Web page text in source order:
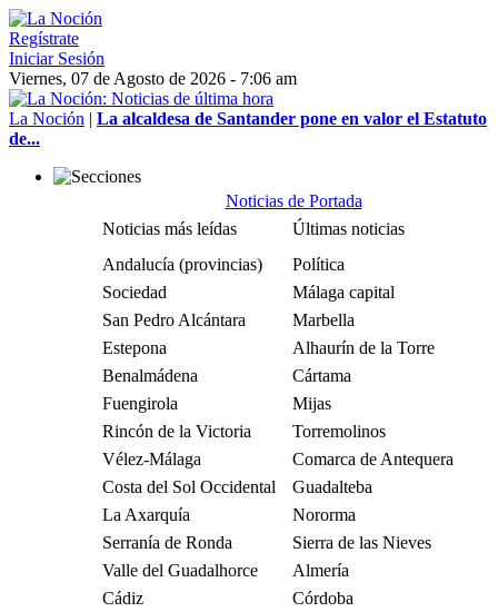
Regístrate
Iniciar Sesión
Viernes, 07 de Agosto de 2026 - 7:06 am
La Noción | La alcaldesa de Santander pone en valor el Estatuto
de...
Noticias de Portada
Noticias más leídas
Últimas noticias
Andalucía (provincias)
Política
Sociedad
Málaga capital
San Pedro Alcántara
Marbella
Estepona
Alhaurín de la Torre
Benalmádena
Cártama
Fuengirola
Mijas
Rincón de la Victoria
Torremolinos
Vélez-Málaga
Comarca de Antequera
Costa del Sol Occidental
Guadalteba
La Axarquía
Nororma
Serranía de Ronda
Sierra de las Nieves
Valle del Guadalhorce
Almería
Cádiz
Córdoba